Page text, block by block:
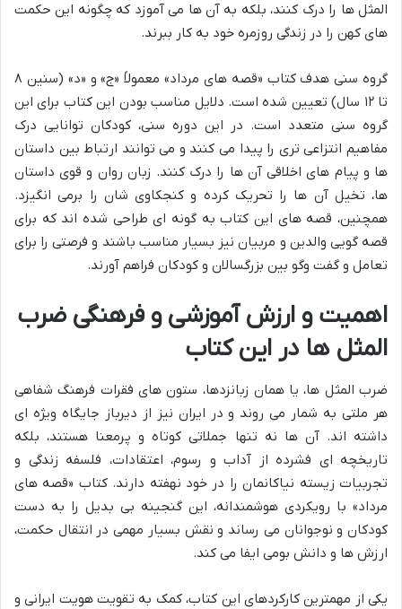
المثل ها را درک کنند، بلکه به آن ها می آموزد که چگونه این حکمت
های کهن را در زندگی روزمره خود به کار ببرند.
گروه سنی هدف کتاب «قصه های مرداد» معمولاً «ج» و «د» (سنین ۸
تا ۱۲ سال) تعیین شده است. دلایل مناسب بودن این کتاب برای این
گروه سنی متعدد است. در این دوره سنی، کودکان توانایی درک
مفاهیم انتزاعی تری را پیدا می کنند و می توانند ارتباط بین داستان
ها و پیام های اخلاقی آن ها را درک کنند. زبان روان و قوی داستان
ها، تخیل آن ها را تحریک کرده و کنجکاوی شان را برمی انگیزد.
همچنین، قصه های این کتاب به گونه ای طراحی شده اند که برای
قصه گویی والدین و مربیان نیز بسیار مناسب باشند و فرصتی را برای
تعامل و گفت وگو بین بزرگسالان و کودکان فراهم آورند.
اهمیت و ارزش آموزشی و فرهنگی ضرب
المثل ها در این کتاب
ضرب المثل ها، یا همان زبانزدها، ستون های فقرات فرهنگ شفاهی
هر ملتی به شمار می روند و در ایران نیز از دیرباز جایگاه ویژه ای
داشته اند. آن ها نه تنها جملاتی کوتاه و پرمعنا هستند، بلکه
تاریخچه ای فشرده از آداب و رسوم، اعتقادات، فلسفه زندگی و
تجربیات زیسته نیاکانمان را در خود نهفته دارند. کتاب «قصه های
مرداد» با رویکردی هوشمندانه، این گنجینه بی بدیل را به دست
کودکان و نوجوانان می رساند و نقش بسیار مهمی در انتقال حکمت،
ارزش ها و دانش بومی ایفا می کند.
یکی از مهمترین کارکردهای این کتاب، کمک به تقویت هویت ایرانی و